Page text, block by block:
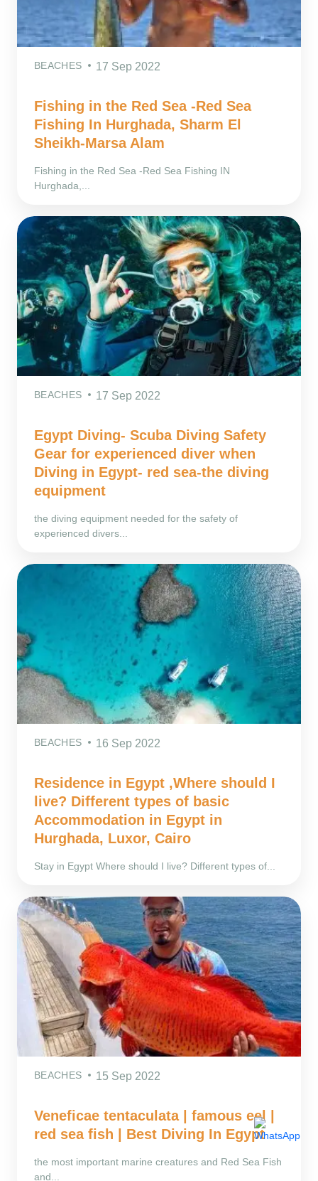
BEACHES 17 Sep 2022
Fishing in the Red Sea -Red Sea
Fishing In Hurghada, Sharm El
Sheikh-Marsa Alam
Fishing in the Red Sea -Red Sea Fishing IN
Hurghada,...
BEACHES 17 Sep 2022
Egypt Diving- Scuba Diving Safety
Gear for experienced diver when
Diving in Egypt- red sea-the diving
equipment
the diving equipment needed for the safety of
experienced divers...
BEACHES 16 Sep 2022
Residence in Egypt ,Where should I
live? Different types of basic
Accommodation in Egypt in
Hurghada, Luxor, Cairo
Stay in Egypt Where should I live? Different types of...
BEACHES 15 Sep 2022
Veneficae tentaculata | famous eel |
red sea fish | Best Diving In Egypt
the most important marine creatures and Red Sea Fish
and...